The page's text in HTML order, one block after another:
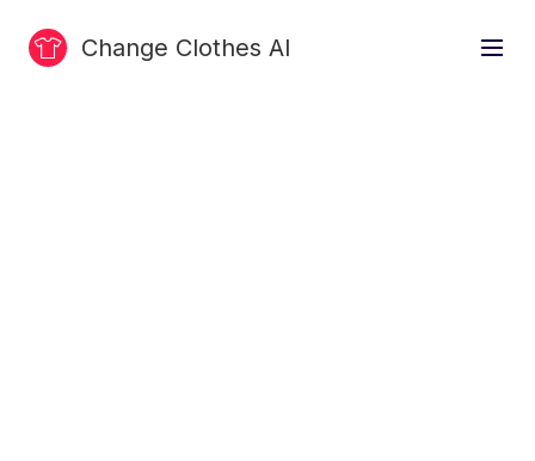
Change Clothes AI